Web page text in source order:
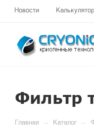
Новости
Фильтр
Главная — Каталог —